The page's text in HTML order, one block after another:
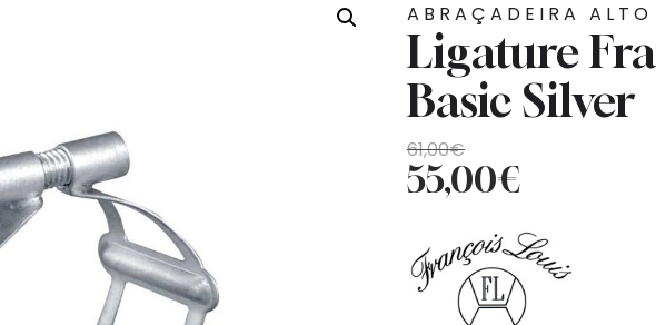
ABRAÇADEIRA ALTO
Ligature
Basic Silver
61,00€
O
preço
original
61,00€.
55,00€
O
preço
atual
55,00€.